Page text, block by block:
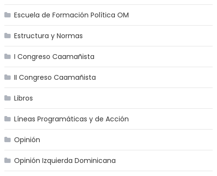
Escuela de Formación Política OM
Estructura y Normas
I Congreso Caamañista
II Congreso Caamañista
Libros
Líneas Programáticas y de Acción
Opinión
Opinión Izquierda Dominicana